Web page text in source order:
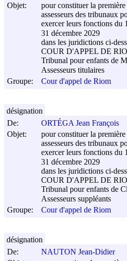
Objet:
pour constituer la
assesseurs des tribunaux
exercer leurs fonctions du
31 décembre 2029
dans les juridictions ci-
COUR D'APPEL DE
Tribunal pour enfants de
Assesseurs titulaires
Groupe:
Cour d'appel de Riom
De:
ORTÉGA Jean François
Objet:
pour constituer la
assesseurs des tribunaux
exercer leurs fonctions du
31 décembre 2029
dans les juridictions ci-
COUR D'APPEL DE
Tribunal pour enfants de
Assesseurs suppléants
Groupe:
Cour d'appel de Riom
désignation
De:
NAUTON Jean-Didier
désignation